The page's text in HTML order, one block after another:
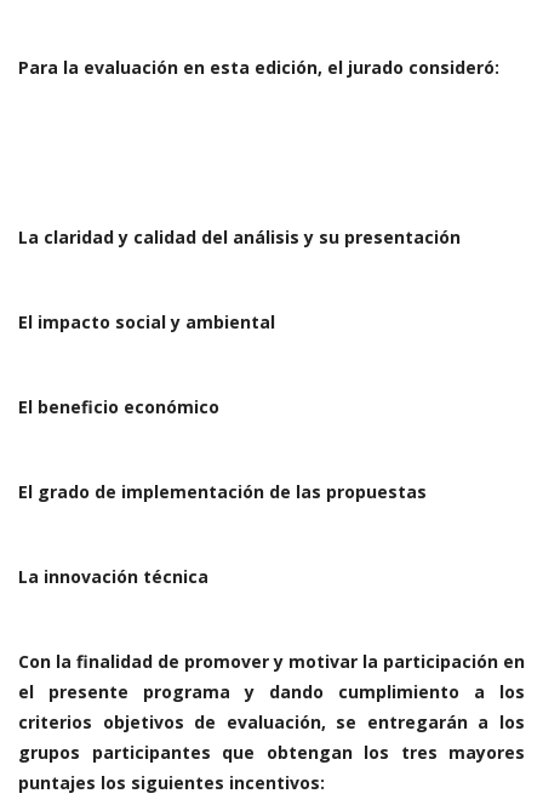
Para la evaluación en esta edición, el jurado consideró:
La claridad y calidad del análisis y su presentación
El impacto social y ambiental
El beneficio económico
El grado de implementación de las propuestas
La innovación técnica
Con la finalidad de promover y motivar la participación en
el presente programa y dando cumplimiento a los
criterios objetivos de evaluación, se entregarán a los
grupos participantes que obtengan los tres mayores
puntajes los siguientes incentivos: